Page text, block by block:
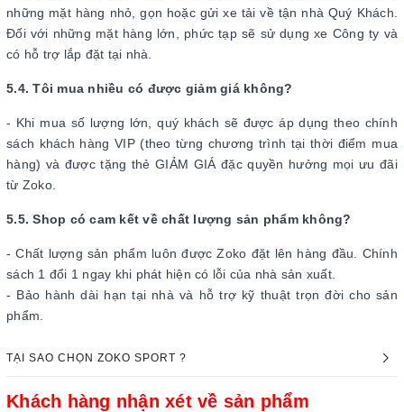
những mặt hàng nhỏ, gọn hoặc gửi xe tải về tận nhà Quý Khách.
Đối với những mặt hàng lớn, phức tạp sẽ sử dụng xe Công ty và
có hỗ trợ lắp đặt tại nhà.
5.4. Tôi mua nhiều có được giảm giá không?
- Khi mua số lượng lớn, quý khách sẽ được áp dụng theo chính
sách khách hàng VIP (theo từng chương trình tại thời điểm mua
hàng) và được tặng thẻ GIẢM GIÁ đặc quyền hưởng mọi ưu đãi
từ Zoko.
5.5. Shop có cam kết về chất lượng sản phẩm không?
- Chất lượng sản phẩm luôn được Zoko đặt lên hàng đầu. Chính
sách 1 đổi 1 ngay khi phát hiện có lỗi của nhà sản xuất.
- Bảo hành dài hạn tại nhà và hỗ trợ kỹ thuật trọn đời cho sản
phẩm.
TẠI SAO CHỌN ZOKO SPORT ?
Khách hàng nhận xét về sản phẩm